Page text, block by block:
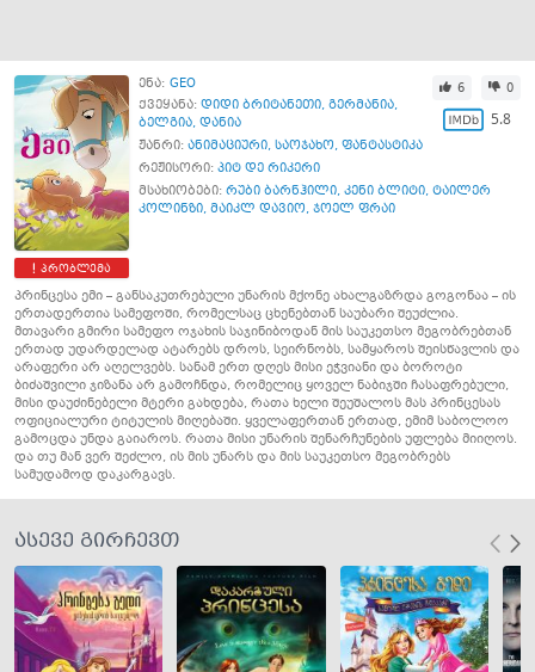
პრობლემა
ენა: GEO
ქვეყანა: დიდი ბრიტანეთი, გერმანია,
ბელგია, დანია
6 0
5.8
ჟანრი: ანიმაციური, საოჯახო, ფანტასტიკა
რეჟისორი: პიტ დე რიკერი
მსახიობები: რუბი ბარნჰილი, კენი ბლიტი, ტაილერ
კოლინზი, მაიკლ დავიო, ჯოელ ფრაი
პრინცესა ემი – განსაკუთრებული უნარის მქონე ახალგაზრდა გოგონაა – ის
ერთადერთია სამეფოში, რომელსაც ცხენებთან საუბარი შეუძლია.
მთავარი გმირი სამეფო ოჯახის საჯინიბოდან მის საუკეთსო მეგობრებთან
ერთად უდარდელად ატარებს დროს, სეირნობს, სამყაროს შეისწავლის და
არაფერი არ აღელვებს. სანამ ერთ დღეს მისი ეჭვიანი და ბოროტი
ბიძაშვილი ჯიზანა არ გამოჩნდა, რომელიც ყოველ ნაბიჯში ჩასაფრებული,
მისი დაუძინებელი მტერი გახდება, რათა ხელი შეუშალოს მას პრინცესას
ოფიციალური ტიტულის მიღებაში. ყველაფერთან ერთად, ემიმ საბოლოო
გამოცდა უნდა გაიაროს. რათა მისი უნარის შენარჩუნების უფლება მიიღოს.
და თუ მან ვერ შეძლო, ის მის უნარს და მის საუკეთსო მეგობრებს
სამუდამოდ დაკარგავს.
ასევე გირჩევთ